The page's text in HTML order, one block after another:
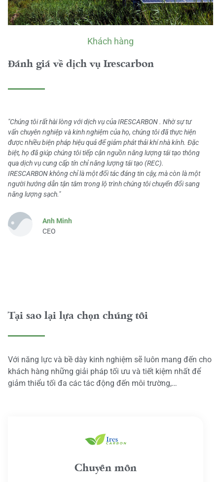
Khách hàng
Đánh giá về dịch vụ Irescarbon
"Chúng tôi rất hài lòng với dịch vụ của IRESCARBON . Nhờ sự tư
vấn chuyên nghiệp và kinh nghiệm của họ, chúng tôi đã thực hiện
được nhiều biện pháp hiệu quả để giảm phát thải khí nhà kính. Đặc
biệt, họ đã giúp chúng tôi tiếp cận nguồn năng lượng tái tạo thông
qua dịch vụ cung cấp tín chỉ năng lượng tái tạo (REC).
IRESCARBON không chỉ là một đối tác đáng tin cậy, mà còn là một
người hướng dẫn tận tâm trong lộ trình chúng tôi chuyển đổi sang
năng lượng sạch."
Anh Minh
CEO
Tại sao lại lựa chọn chúng tôi
Với năng lực và bề dày kinh nghiệm sẽ luôn mang đến cho
khách hàng những giải pháp tối ưu và tiết kiệm nhất để
giảm thiểu tối đa các tác động đến môi trường,…
Chuyên môn